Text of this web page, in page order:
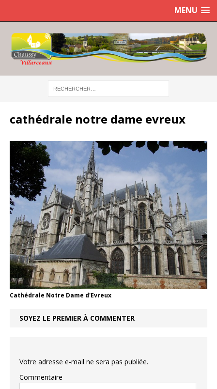
MENU
cathédrale notre dame evreux
Cathédrale Notre Dame d'Evreux
SOYEZ LE PREMIER À COMMENTER
Votre adresse e-mail ne sera pas publiée.
Commentaire